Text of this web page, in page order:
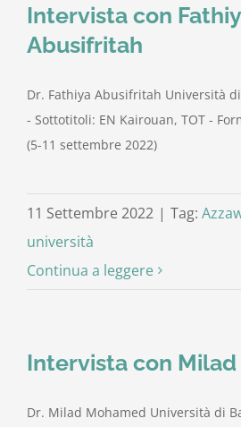
Intervista con
Abusifritah
Dr. Fathiya Abusifritah Università
- Sottotitoli: EN Kairouan, TOT -
(5-11 settembre 2022)
11 Settembre 2022 | Tag:
università
Continua a leggere
Intervista con
Dr. Milad Mohamed Università di